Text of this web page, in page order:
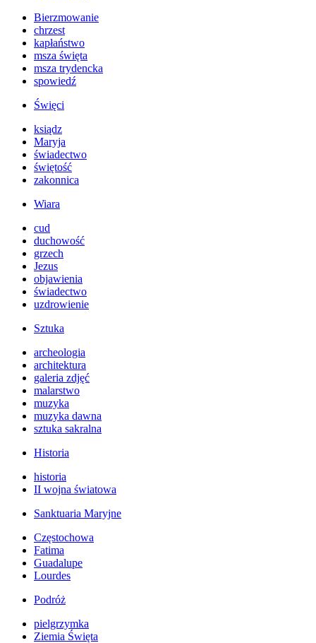
Bierzmowanie
chrzest
kapłaństwo
msza święta
msza trydencka
spowiedź
Święci
ksiądz
Maryja
świadectwo
świętość
zakonnica
Wiara
cud
duchowość
grzech
Jezus
objawienia
świadectwo
uzdrowienie
Sztuka
archeologia
architektura
galeria zdjęć
malarstwo
muzyka
muzyka dawna
sztuka sakralna
Historia
historia
II wojna światowa
Sanktuaria Maryjne
Częstochowa
Fatima
Guadalupe
Lourdes
Podróż
pielgrzymka
Ziemia Święta